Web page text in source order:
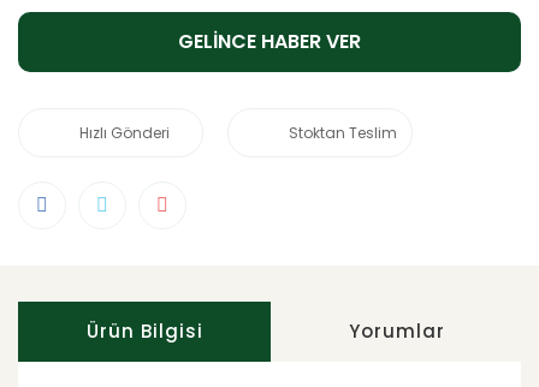
GELİNCE HABER VER
Hızlı Gönderi Stoktan Teslim
Ürün Bilgisi Yorumlar